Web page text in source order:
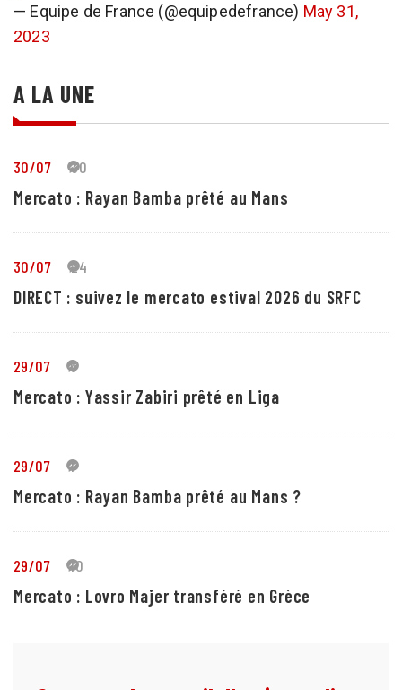
— Equipe de France (@equipedefrance) May 31,
2023
A LA UNE
30/07 30
Mercato : Rayan Bamba prêté au Mans
30/07 24
DIRECT : suivez le mercato estival 2026 du SRFC
29/07 5
Mercato : Yassir Zabiri prêté en Liga
29/07 1
Mercato : Rayan Bamba prêté au Mans ?
29/07 10
Mercato : Lovro Majer transféré en Grèce